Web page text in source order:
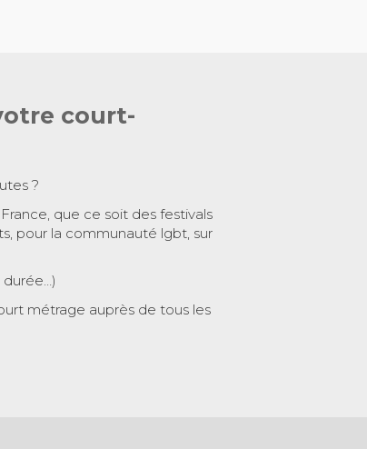
court-
?
que ce soit des festivals
pour la communauté lgbt, sur
métrage auprès de tous les